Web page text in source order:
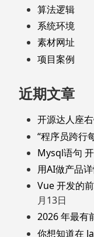
算法逻辑
系统环境
素材网址
项目案例
近期文章
开源达人座右
“程序员跨行
Mysql语句
用AI做产品
Vue 开发的
月13日
2026 年最有
你想知道在